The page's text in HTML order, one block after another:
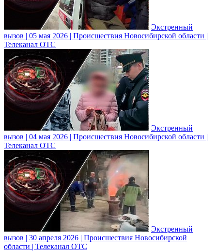
Экстренный
вызов | 05 мая 2026 | Происшествия Новосибирской области |
Телеканал ОТС
Экстренный
вызов | 04 мая 2026 | Происшествия Новосибирской области |
Телеканал ОТС
Экстренный
вызов | 30 апреля 2026 | Происшествия Новосибирской
области | Телеканал ОТС